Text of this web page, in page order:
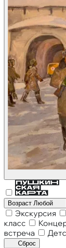
Возраст Любой
Экскурсия
класс
встреча
Сброс